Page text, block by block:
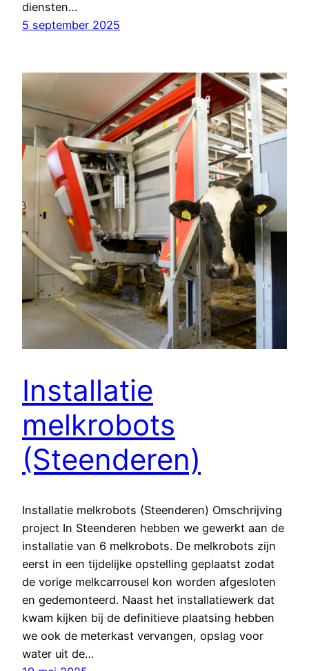
diensten…
5 september 2025
Installatie
melkrobots
(Steenderen)
Installatie melkrobots (Steenderen) Omschrijving
project In Steenderen hebben we gewerkt aan de
installatie van 6 melkrobots. De melkrobots zijn
eerst in een tijdelijke opstelling geplaatst zodat
de vorige melkcarrousel kon worden afgesloten
en gedemonteerd. Naast het installatiewerk dat
kwam kijken bij de definitieve plaatsing hebben
we ook de meterkast vervangen, opslag voor
water uit de…